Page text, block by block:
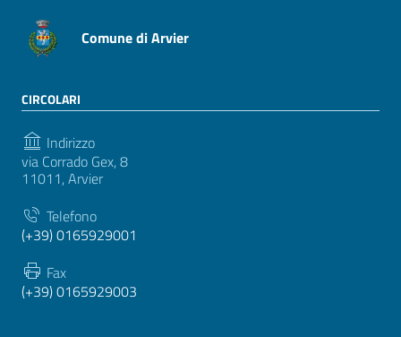
Comune di Arvier
CIRCOLARI
Indirizzo
via Corrado Gex, 8
11011, Arvier
Telefono
(+39) 0165929001
Fax
(+39) 0165929003